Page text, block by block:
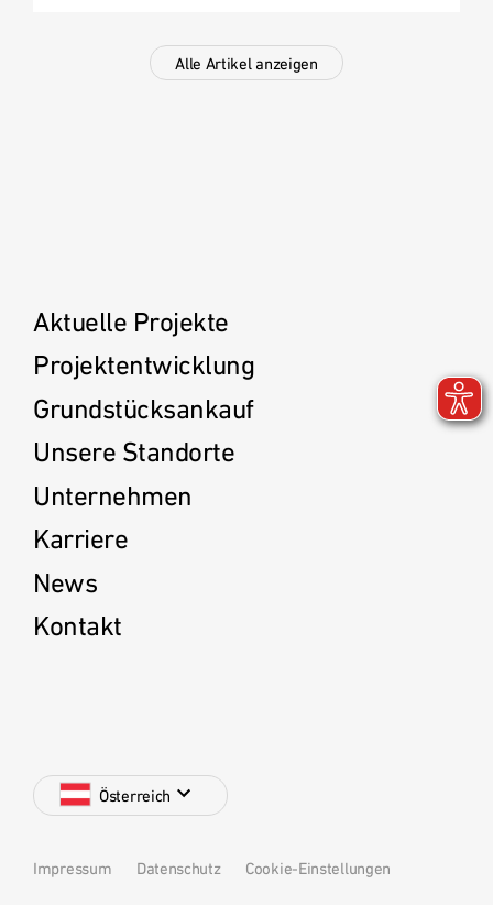
Alle Artikel anzeigen
Aktuelle Projekte
Projektentwicklung
Grundstücksankauf
Unsere Standorte
Unternehmen
Karriere
News
Kontakt
Österreich
Impressum Datenschutz Cookie-Einstellungen